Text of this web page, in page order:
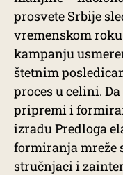
prosvete Srbije
vremenskom
kampanju
štetnim
proces u celini.
pripremi i
izradu Predloga
formiranja mreže
stručnjaci i